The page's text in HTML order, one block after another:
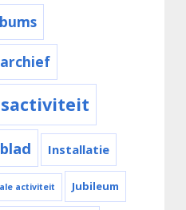
Installatie
activiteit Jubileum